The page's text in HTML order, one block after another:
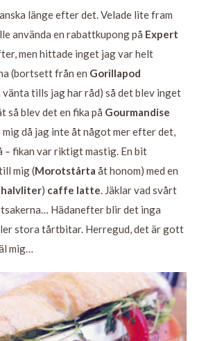
länge efter det. Velade lite fram
använda en rabattkupong på Expert
men hittade inget jag var helt
(bortsett från en Gorillapod
vänta tills jag har råd) så det blev inget
så blev det en fika på Gourmandise
då jag inte åt något mer efter det,
– fikan var riktigt mastig. En bit
mig (Morotstårta åt honom) med en
halvliter) caffe latte . Jäklar vad svårt
Hädanefter blir det inga
stora tårtbitar. Herregud, det är gott
mig…